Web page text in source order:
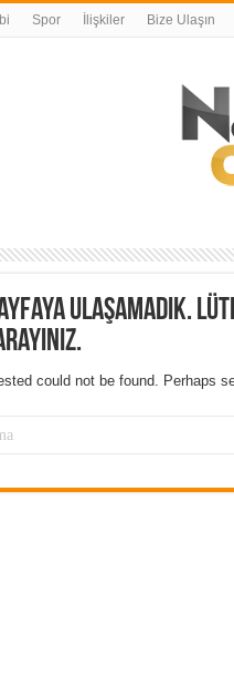
Spor İlişkiler Bize Ulaşın
ulaşamadık.
could not be found. Perhaps